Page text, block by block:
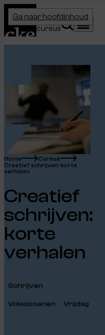
Ga naar hoofdinhoud
Home
Kies je
cursusZoeken
Menu
Home
Cursus
Creatief schrijven: korte
verhalen
Creatief
schrijven:
korte
verhalen
Schrijven
Volwassenen Vrijdag